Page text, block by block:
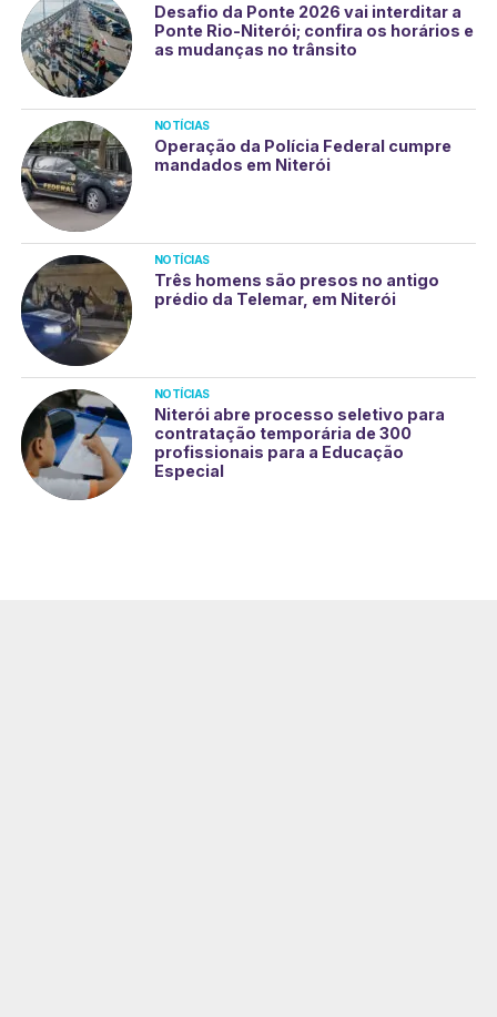
Desafio da Ponte 2026 vai interditar a
Ponte Rio-Niterói; confira os horários e
as mudanças no trânsito
NOTÍCIAS
Operação da Polícia Federal cumpre
mandados em Niterói
NOTÍCIAS
Três homens são presos no antigo
prédio da Telemar, em Niterói
NOTÍCIAS
Niterói abre processo seletivo para
contratação temporária de 300
profissionais para a Educação
Especial